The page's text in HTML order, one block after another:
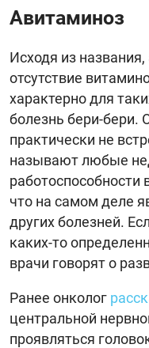
Авитаминоз
Исходя из
отсутствие
характерно для
болезнь бери-бери.
практически не
называют любые
работоспособности
что на самом деле
других болезней.
каких-то
врачи говорят о
Ранее онколог
центральной
проявляться